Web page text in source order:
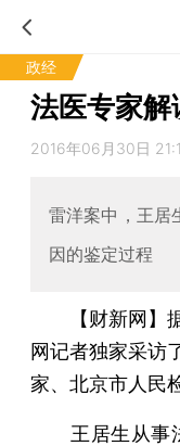
政经
法医专家
2016年06月30日
雷洋案中，王居
因的鉴定过程
【财新网】
网记者独家采访
家、北京市人民
王居生从事法